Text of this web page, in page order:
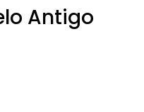
Antigo